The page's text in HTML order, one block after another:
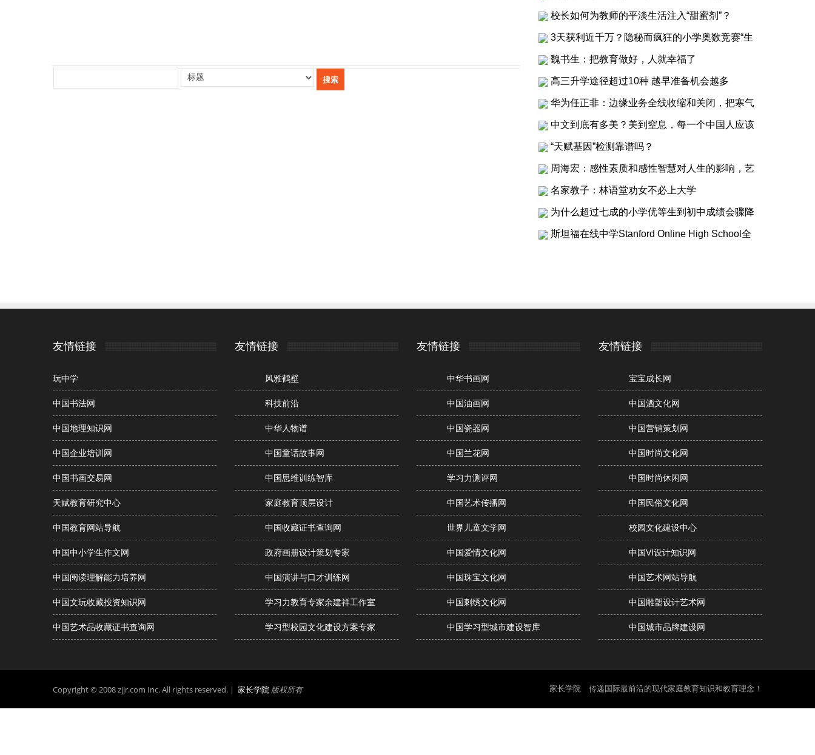
校长如何为教师的平淡生活注入“甜蜜剂”？
3天获利近千万？隐秘而疯狂的小学奥数竞赛“生
魏书生：把教育做好，人就幸福了
高三升学途径超过10种 越早准备机会越多
华为任正非：边缘业务全线收缩和关闭，把寒气
中文到底有多美？美到窒息，每一个中国人应该
“天赋基因”检测靠谱吗？
周海宏：感性素质和感性智慧对人生的影响，艺
名家教子：林语堂劝女不必上大学
为什么超过七成的小学优等生到初中成绩会骤降
斯坦福在线中学Stanford Online High School全
友情链接
玩中学
中国书法网
中国地理知识网
中国企业培训网
中国书画交易网
天赋教育研究中心
中国教育网站导航
中国中小学生作文网
中国阅读理解能力培养网
中国文玩收藏投资知识网
中国艺术品收藏证书查询网
友情链接
风雅鹤壁
科技前沿
中华人物谱
中国童话故事网
中国思维训练智库
家庭教育顶层设计
中国收藏证书查询网
政府画册设计策划专家
中国演讲与口才训练网
学习力教育专家余建祥工作室
学习型校园文化建设方案专家
友情链接
中华书画网
中国油画网
中国瓷器网
中国兰花网
学习力测评网
中国艺术传播网
世界儿童文学网
中国爱情文化网
中国珠宝文化网
中国刺绣文化网
中国学习型城市建设智库
友情链接
宝宝成长网
中国酒文化网
中国营销策划网
中国时尚文化网
中国时尚休闲网
中国民俗文化网
校园文化建设中心
中国VI设计知识网
中国艺术网站导航
中国雕塑设计艺术网
中国城市品牌建设网
Copyright © 2008 zjjr.com Inc. All rights reserved. | 家长学院 版权所有 家长学院 传递国际最前沿的现代家庭教育知识和教育理念！